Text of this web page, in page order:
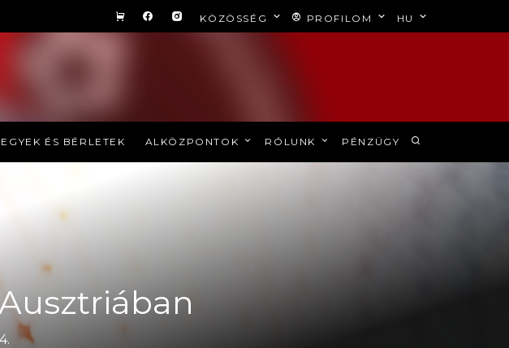
KÖZÖSSÉG PROFILOM HU
ÉS BÉRLETEK ALKÖZPONTOK RÓLUNK PÉNZÜGY